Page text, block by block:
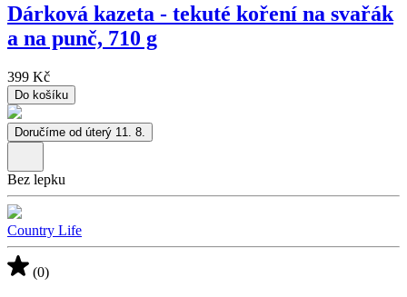
Dárková kazeta - tekuté koření na svařák
a na punč, 710 g
399 Kč
Do košíku
Doručíme od úterý 11. 8.
Bez lepku
Country Life
(0)